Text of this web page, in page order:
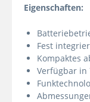
Eigenschaften:
Fest
Kompaktes
Verfügbar in